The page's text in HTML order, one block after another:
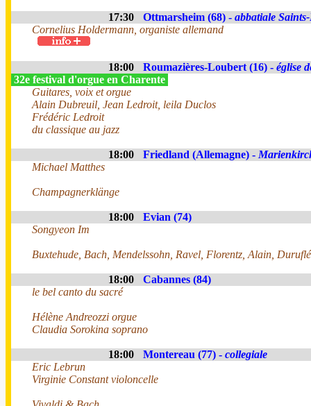
17:30 Ottmarsheim (68) - abbatiale
Cornelius Holdermann, organiste allemand
18:00 Roumazières-Loubert (16) - église
32e festival d'orgue en Charente
Guitares, voix et orgue
Alain Dubreuil, Jean Ledroit, leila Duclos
Frédéric Ledroit
du classique au jazz
18:00 Friedland (Allemagne) -
Michael Matthes
Champagnerklänge
18:00
Evian (74)
Songyeon Im
Buxtehude, Bach, Mendelssohn, Ravel, Florentz, Alain, Duruflé
18:00
Cabannes (84)
le bel canto du sacré
Hélène Andreozzi orgue
Claudia Sorokina soprano
18:00 Montereau (77) - collegiale
Eric Lebrun
Virginie Constant violoncelle